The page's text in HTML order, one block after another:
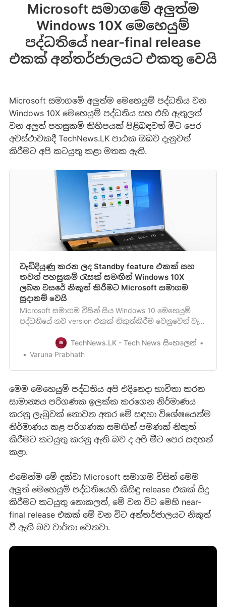
Microsoft සමාගමේ අලුත්ම
Windows 10X මෙහෙයුම්
පද්ධතියේ near-final release
එකක් අන්තර්ජාලයට එකතු වෙයි
Microsoft සමාගමේ අලුත්ම මෙහෙයුම් පද්ධතිය වන
Windows 10X මෙහෙයුම් පද්ධතිය සහ එහි ඇතුලත්
වන අලුත් පහසුකම් කිහිපයක් පිළිබඳවත් මීට පෙර
අවස්ථාවකදී TechNews.LK පාඨක ඔබව දැනුවත්
කිරීමට අපි කටයුතු කළා මතක ඇති.
වැඩිදියුණු කරන ලද Standby feature එකක් සහ
තවත් පහසුකම් රැසක් සමඟින් Windows 10X
ලබන වසරේ නිකුත් කිරීමට Microsoft සමාගම
සූදානම් වෙයි
Microsoft සමාගම විසින් සිය Windows 10 මෙහෙයුම්
පද්ධතියේ නව version එකක් නිකුත්කිරීම වෙනුවෙන් වැඩ
සූදානම් වතිබුණත්, මේ වන විට එය 2021 වසර දක්වා
කල්දමා ඇති බව දැනගන්නට ලැබෙනවා. මෙලෙස මූලික
TechNews.LK - Tech News සිංහලෙන්
Varuna Prabhath
මෙම මෙහෙයුම් පද්ධතිය අපි එදිනෙදා භාවිතා කරන
සාමාන්‍යය පරිගණක ඉලක්ක කරගෙන නිර්මාණය
කරනු ලැබුවක් නොවන අතර මේ සඳහා විශේෂයෙන්ම
නිර්මාණය කළ පරිගණක සමඟින් පමණක් නිකුත්
කිරීමට කටයුතු කරනු ඇති බව ද අපි මීට පෙර සඳහන්
කළා.
එමෙන්ම මේ දක්වා Microsoft සමාගම විසින් මෙම
අලුත් මෙහෙයුම් පද්ධතියෙහි කිසිඳු release එකක් සිදු
කිරීමට කටයුතු නොකලත්, මේ වන විට මෙහි near-
final release එකක් මේ වන විට අන්තර්ජාලයට නිකුත්
වී ඇති බව වාර්තා වෙනවා.